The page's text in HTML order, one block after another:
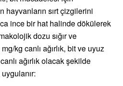
hayvanların sırt çizgilerini
ince bir hat halinde dökülerek
dozu sığır ve
kg canlı ağırlık, bit ve uyuz
ağırlık olacak şekilde